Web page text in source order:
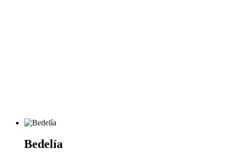
Bedelía